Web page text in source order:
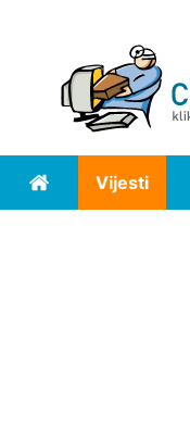
Home Vijesti